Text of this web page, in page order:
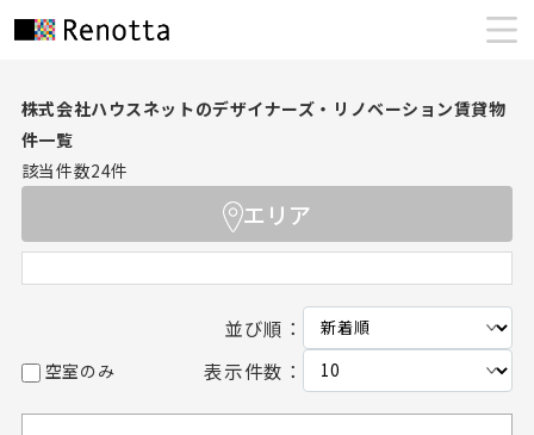
株式会社ハウスネットのデザイナーズ・リノベーション賃貸物
件一覧
該当件数24件
エリア
並び順：
空室のみ 表示件数：